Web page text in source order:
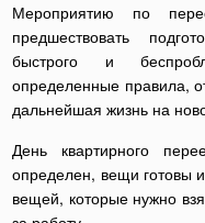
Мероприятию по
предшествовать
быстрого и
определенные правила,
дальнейшая жизнь на
День квартирного
определен, вещи готовы
вещей, которые нужно